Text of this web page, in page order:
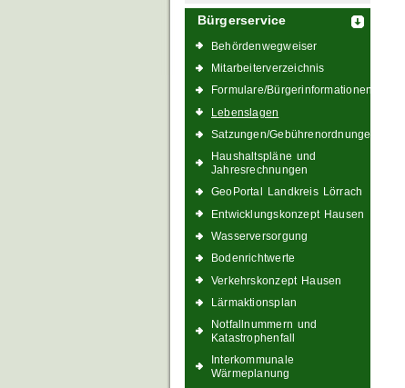
Bürgerservice
Behördenwegweiser
Mitarbeiterverzeichnis
Formulare/Bürgerinformationen
Lebenslagen
Satzungen/Gebührenordnungen
Haushaltspläne und
Jahresrechnungen
GeoPortal Landkreis Lörrach
Entwicklungskonzept Hausen
Wasserversorgung
Bodenrichtwerte
Verkehrskonzept Hausen
Lärmaktionsplan
Notfallnummern und
Katastrophenfall
Interkommunale
Wärmeplanung